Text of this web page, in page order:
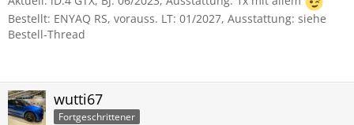
Bestellt: ENYAQ RS, vorauss. LT: 01/2027, Ausstattung: siehe
Bestell-Thread
wutti67
Fortgeschrittener